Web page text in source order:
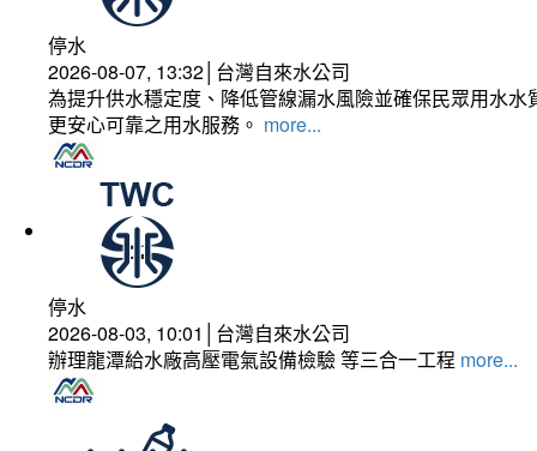
停水
2026-08-07, 13:32│台灣自來水公司
為提升供水穩定度、降低管線漏水風險並確保民眾用水
更安心可靠之用水服務。 more...
停水
2026-08-03, 10:01│台灣自來水公司
辦理龍潭給水廠高壓電氣設備檢驗 等三合一工程 more...